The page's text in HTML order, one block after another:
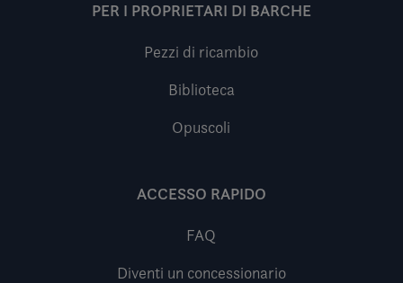
PER I PROPRIETARI DI BARCHE
Pezzi di ricambio
Biblioteca
Opuscoli
ACCESSO RAPIDO
FAQ
Diventi un concessionario